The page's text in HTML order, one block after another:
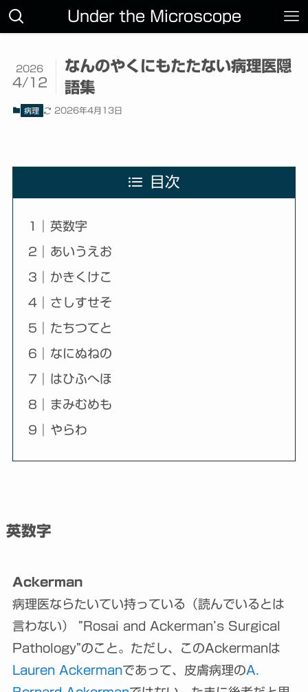
Under the Microscope
なんのやくにもたたない病理医隠
語集
2026
4/12
病理 2026年4月13日
目次
英数字
あいうえお
かきくけこ
さしすせそ
たちつてと
なにぬねの
はひふへほ
まみむめも
やらわ
英数字
Ackerman
病理医ならたいてい持っている（読んでいるとは
言わない） ”Rosai and Ackerman’s Surgical
Pathology”のこと。ただし、このAckermanは
Lauren Ackermanであって、皮膚病理のA.